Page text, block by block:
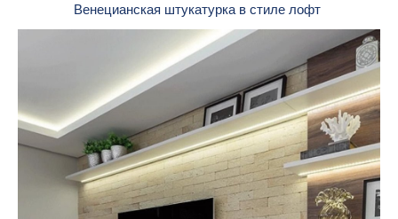
Венецианская штукатурка в стиле лофт